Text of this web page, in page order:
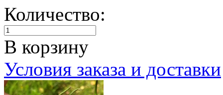
Количество:
В корзину
Условия заказа и доставки